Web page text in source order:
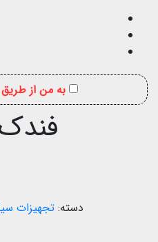
به من از
دسته:تجهیزات